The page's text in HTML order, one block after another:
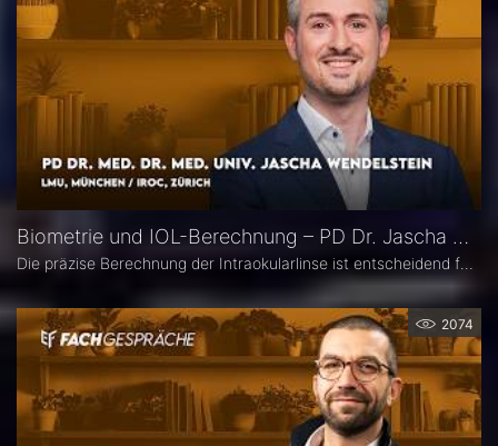
Biometrie und IOL-Berechnung – PD Dr. Jascha Wendelstein im Fachgespräch
2074